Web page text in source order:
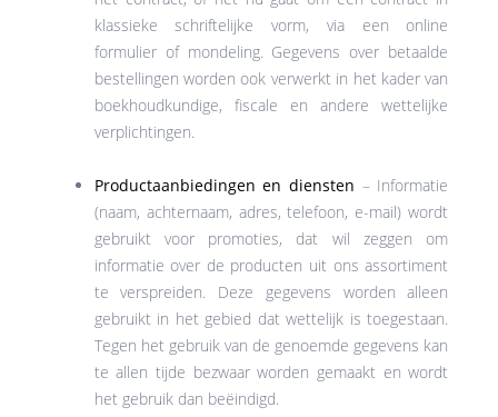
klassieke schriftelijke vorm, via een online
formulier of mondeling. Gegevens over betaalde
bestellingen worden ook verwerkt in het kader van
boekhoudkundige, fiscale en andere wettelijke
verplichtingen.
Productaanbiedingen en diensten – Informatie
(naam, achternaam, adres, telefoon, e-mail) wordt
gebruikt voor promoties, dat wil zeggen om
informatie over de producten uit ons assortiment
te verspreiden. Deze gegevens worden alleen
gebruikt in het gebied dat wettelijk is toegestaan.
Tegen het gebruik van de genoemde gegevens kan
te allen tijde bezwaar worden gemaakt en wordt
het gebruik dan beëindigd.